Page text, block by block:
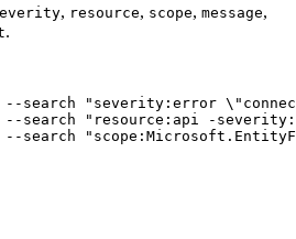
, resource, scope, message,
.
--search " severity:error \"
--search " resource:api -
--search "